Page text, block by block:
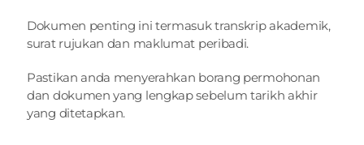
Dokumen penting ini termasuk transkrip akademik,
surat rujukan dan maklumat peribadi.
Pastikan anda menyerahkan borang permohonan
dan dokumen yang lengkap sebelum tarikh akhir
yang ditetapkan.